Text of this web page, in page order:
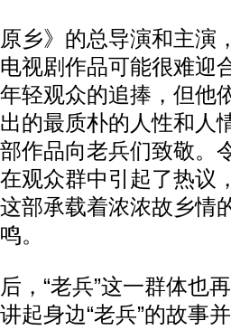
》的总导演和主演
视剧作品可能很难迎
轻观众的追捧，但他
的最质朴的人性和人
作品向老兵们致敬。
观众群中引起了热议
部承载着浓浓故乡情
。
“老兵”这一群体也
起身边“老兵”的故事